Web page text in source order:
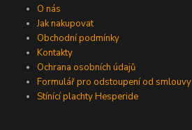
O nás
Jak nakupovat
Obchodní podmínky
Kontakty
Ochrana osobních údajů
Formulář pro odstoupení od smlouvy
Stínící plachty Hesperide